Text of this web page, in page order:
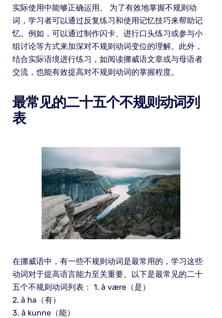
实际使用中能够正确运用。 为了有效地掌握不规则动
词，学习者可以通过反复练习和使用记忆技巧来帮助记
忆。例如，可以通过制作闪卡、进行口头练习或参与小
组讨论等方式来加深对不规则动词变位的理解。此外，
结合实际语境进行练习，如阅读挪威语文章或与母语者
交流，也能有效提高对不规则动词的掌握程度。
最常见的二十五个不规则动词列
表
在挪威语中，有一些不规则动词是最常用的，学习这些
动词对于提高语言能力至关重要。以下是最常见的二十
五个不规则动词列表： 1. å være（是）
2. å ha（有）
3. å kunne（能）